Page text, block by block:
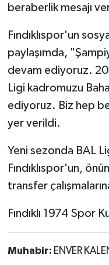
beraberlik mesajı
Fındıklıspor'un
paylaşımda,
devam ediyoruz.
Ligi kadromuzu
ediyoruz. Biz hep
yer verildi.
Yeni sezonda BAL
Fındıklıspor'un,
transfer
Fındıklı 1974 Spor
Muhabir: ENVER